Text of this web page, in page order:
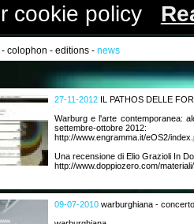
cookie policy
- colophon - editions - news
27-11-2012 IL PATHOS DELLE
Warburg e l'arte contemporanea:
settembre-ottobre 2012:
http://www.engramma.it/eOS2/
Una recensione di Elio Grazioli In
http://www.doppiozero.com/
09-07-2010 warburghiana -